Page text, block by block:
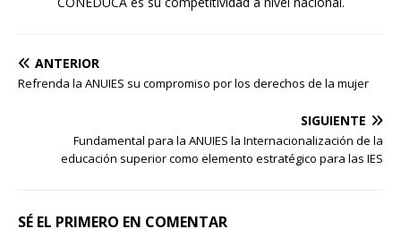
ANTERIOR
Refrenda la ANUIES su compromiso por los derechos de la mujer
SIGUIENTE
Fundamental para la ANUIES la Internacionalización de la
educación superior como elemento estratégico para las IES
SÉ EL PRIMERO EN COMENTAR